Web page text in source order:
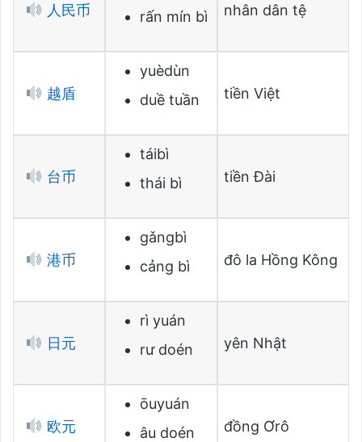
人民币
rấn mín bì
nhân dân tệ
越盾
yuèdùn
duề tuần
tiền Việt
台币
táibì
thái bì
tiền Đài
港币
gǎngbì
cảng bì
đô la Hồng Kông
日元
rì yuán
rư doén
yên Nhật
欧元
ōuyuán
âu doén
đồng Ơrô